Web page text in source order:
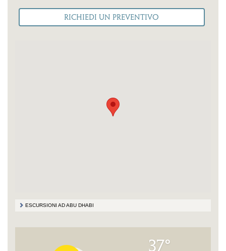
ESCURSIONI AD ABU DHABI
37°